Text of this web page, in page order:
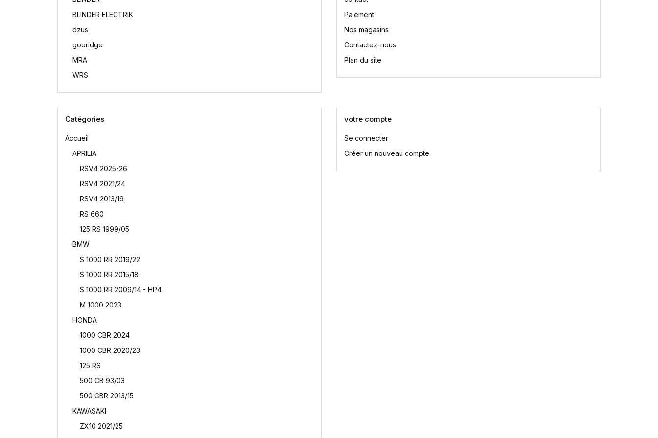
BLINDER ELECTRIK
dzus
gooridge
MRA
WRS
Paiement
Nos magasins
Contactez-nous
Plan du site
Catégories
Accueil
APRILIA
RSV4 2025-26
RSV4 2021/24
RSV4 2013/19
RS 660
125 RS 1999/05
BMW
S 1000 RR 2019/22
S 1000 RR 2015/18
S 1000 RR 2009/14 - HP4
M 1000 2023
HONDA
1000 CBR 2024
1000 CBR 2020/23
125 RS
500 CB 93/03
500 CBR 2013/15
KAWASAKI
ZX10 2021/25
votre compte
Se connecter
Créer un nouveau compte